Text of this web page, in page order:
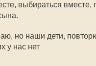
выбираться вместе,
но наши дети,
у нас нет